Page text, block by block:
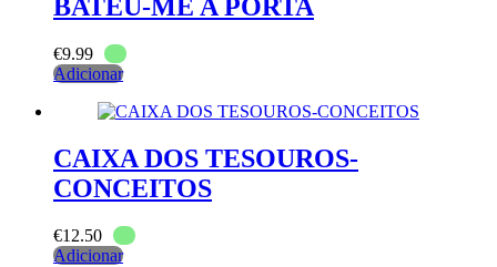
BATEU-ME A PORTA
€9.99
Adicionar
CAIXA DOS TESOUROS-
CONCEITOS
€12.50
Adicionar